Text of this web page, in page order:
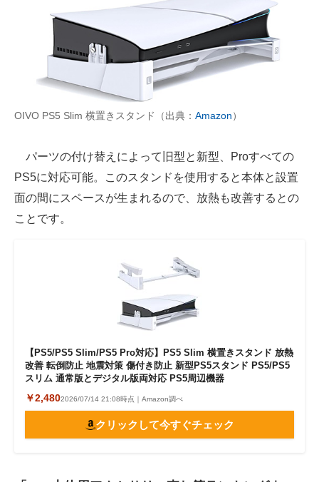
OIVO PS5 Slim 横置きスタンド（出典： Amazon）
パーツの付け替えによって旧型と新型、Proすべての
PS5に対応可能。このスタンドを使用すると本体と設置
面の間にスペースが生まれるので、放熱も改善するとの
ことです。
【PS5/PS5 Slim/PS5 Pro対応】PS5 Slim 横置きスタンド 放熱
改善 転倒防止 地震対策 傷付き防止 新型PS5スタンド PS5/PS5
スリム 通常版とデジタル版両対応 PS5周辺機器
￥2,4802026/07/14 21:08時点｜Amazon調べ
クリックして今すぐチェック